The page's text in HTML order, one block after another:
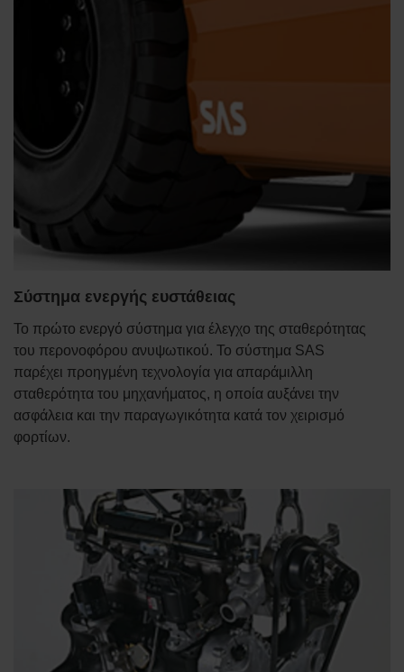
Σύστημα ενεργής ευστάθειας
Το πρώτο ενεργό σύστημα για έλεγχο της σταθερότητας
του περονοφόρου ανυψωτικού. Το σύστημα SAS
παρέχει προηγμένη τεχνολογία για απαράμιλλη
σταθερότητα του μηχανήματος, η οποία αυξάνει την
ασφάλεια και την παραγωγικότητα κατά τον χειρισμό
φορτίων.